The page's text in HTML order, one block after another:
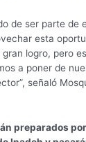
de ser parte de
esta
logro, pero
a poner de
señaló
preparados